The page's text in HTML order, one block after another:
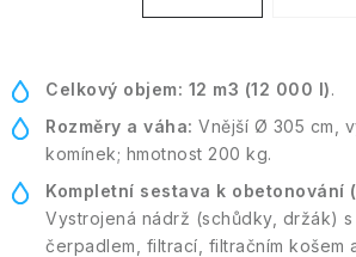
Celkový objem: 12 m3 (12 000 l).
Rozměry a váha: Vnější Ø 305 cm,
komínek; hmotnost 200 kg.
Kompletní sestava k obetonování
Vystrojená nádrž (schůdky, držák) s
čerpadlem, filtrací, filtračním košem